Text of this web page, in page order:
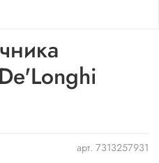
арт. 7313257931